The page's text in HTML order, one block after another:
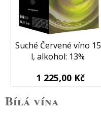
Suché Červené víno 15
l, alkohol: 13%
1 225,00 Kč
Bílá vína